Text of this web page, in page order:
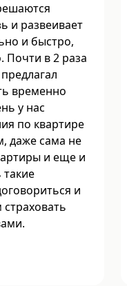
и развеивает
и быстро,
Почти в 2 раза
временно
у нас
по квартире
даже сама не
и еще и
и